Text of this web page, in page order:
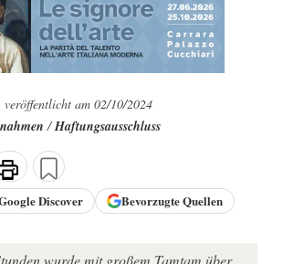
veröffentlicht am 02/10/2024
/Haftungsausschluss
Discover Bevorzugte Quellen
wurde mit großem Tamtam über